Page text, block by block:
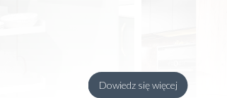
Dowiedz się więcej